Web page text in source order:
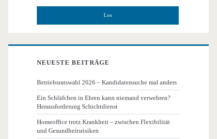
NEUESTE BEITRÄGE
Betriebsratswahl 2026 – Kandidatensuche mal anders
Ein Schläfchen in Ehren kann niemand verwehren?
Herausforderung Schichtdienst
Homeoffice trotz Krankheit – zwischen Flexibilität
und Gesundheitsrisiken